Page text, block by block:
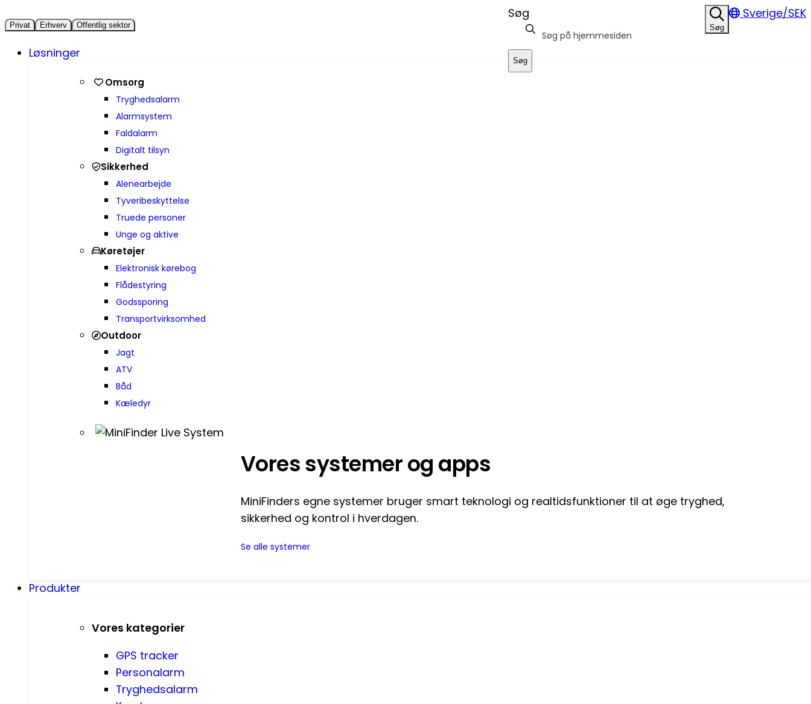
Privat Erhverv Offentlig sektor
Søg
Søg
Søg
Sverige/SEK
Løsninger
Omsorg
Trygheds­alarm
Alarmsystem
Faldalarm
Digitalt tilsyn
Sikkerhed
Alenearbejde
Tyveribeskyttelse
Truede personer
Unge og aktive
Køretøjer
Elektronisk kørebog
Flådestyring
Godssporing
Transportvirksomhed
Outdoor
Jagt
ATV
Båd
Kæledyr
Vores systemer og apps
MiniFinders egne systemer bruger smart teknologi og realtidsfunktioner til at øge tryghed,
sikkerhed og kontrol i hverdagen.
Se alle systemer
Produkter
Vores kategorier
GPS tracker
Personalarm
Tryghedsalarm